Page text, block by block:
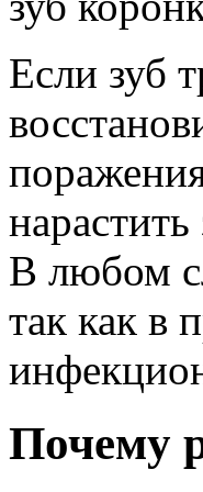
Если зуб
В любом
так как в
Почему